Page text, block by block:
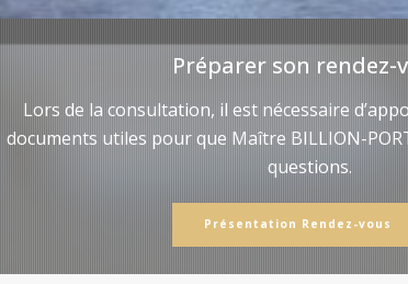
Préparer son rendez-
Lors de la consultation, il est nécessaire
documents utiles pour que Maître BILLION-
questions.
Présentation Rendez-vous